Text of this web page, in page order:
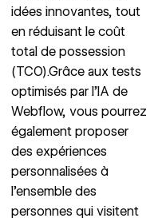
idées innovantes, tout
en réduisant le coût
total de possession
(TCO).Grâce aux tests
optimisés par l’IA de
Webflow, vous pourrez
également proposer
des expériences
personnalisées à
l’ensemble des
personnes qui visitent